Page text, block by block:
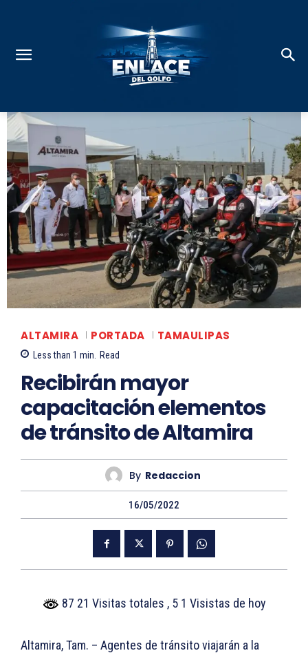
ALTAMIRA PORTADA TAMAULIPAS
Less than 1 min. Read
Recibirán mayor
capacitación elementos
de tránsito de Altamira
By Redaccion
16/05/2022
87 21 Visitas totales , 5 1 Visistas de hoy
Altamira, Tam. – Agentes de tránsito viajarán a la